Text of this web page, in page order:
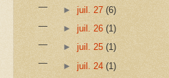
► juil. 27 (6)
► juil. 26 (1)
► juil. 25 (1)
► juil. 24 (1)